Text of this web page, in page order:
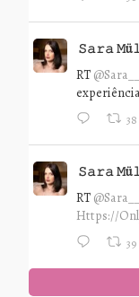
𝚂𝚊𝚛𝚊
RT
38
𝚂𝚊𝚛𝚊
RT
Https://
39